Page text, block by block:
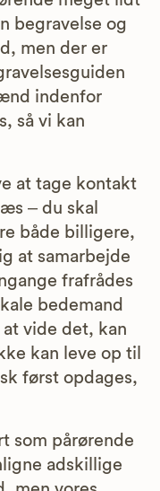
begravelse og
men der er
indenfor
så vi kan
at tage kontakt
– du skal
både billigere,
at samarbejde
frafrådes
bedemand
vide det, kan
kan leve op til
først opdages,
som pårørende
adskillige